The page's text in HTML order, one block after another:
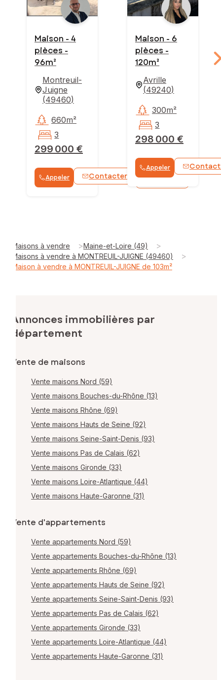
Maison - 4
pièces -
96m²
Montreuil-
Juigne
(49460)
299 000 €
660m²
3
Appeler Contacter WhatsApp
Maison - 6
pièces -
120m²
Avrille
(49240)
298 000 €
300m²
3
Appeler
Maisons à vendre >Maine-et-Loire (49) >
Maisons à vendre à MONTREUIL-JUIGNE (49460) >
Maison à vendre à MONTREUIL-JUIGNE de 103m²
Annonces immobilières par
département
Vente de maisons
Vente maisons Nord (59)
Vente maisons Bouches-du-Rhône (13)
Vente maisons Rhône (69)
Vente maisons Hauts de Seine (92)
Vente maisons Seine-Saint-Denis (93)
Vente maisons Pas de Calais (62)
Vente maisons Gironde (33)
Vente maisons Loire-Atlantique (44)
Vente maisons Haute-Garonne (31)
Vente d'appartements
Vente appartements Nord (59)
Vente appartements Bouches-du-Rhône (13)
Vente appartements Rhône (69)
Vente appartements Hauts de Seine (92)
Vente appartements Seine-Saint-Denis (93)
Vente appartements Pas de Calais (62)
Vente appartements Gironde (33)
Vente appartements Loire-Atlantique (44)
Vente appartements Haute-Garonne (31)